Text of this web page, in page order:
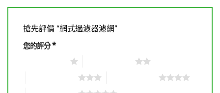
搶先評價 “網式過濾器濾網”
您的評分*